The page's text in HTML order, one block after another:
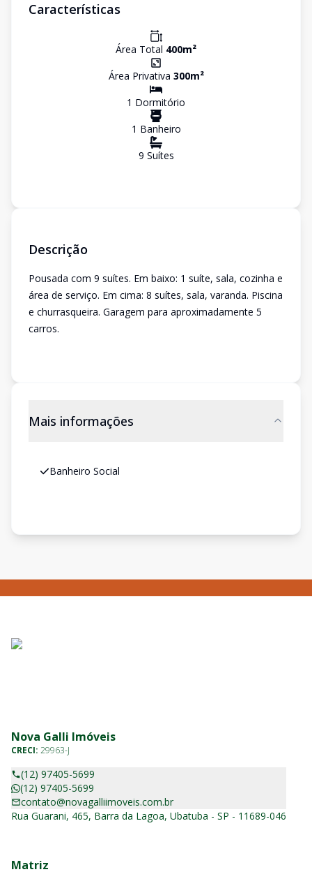
Características
Área Total 400m²
Área Privativa 300m²
1 Dormitório
1 Banheiro
9 Suítes
Descrição
Pousada com 9 suítes. Em baixo: 1 suíte, sala, cozinha e
área de serviço. Em cima: 8 suítes, sala, varanda. Piscina
e churrasqueira. Garagem para aproximadamente 5
carros.
Mais informações
Banheiro Social
Nova Galli Imóveis
CRECI: 29963-J
(12) 97405-5699
(12) 97405-5699
contato@novagalliimoveis.com.br
Rua Guarani, 465, Barra da Lagoa, Ubatuba - SP - 11689-046
Matriz